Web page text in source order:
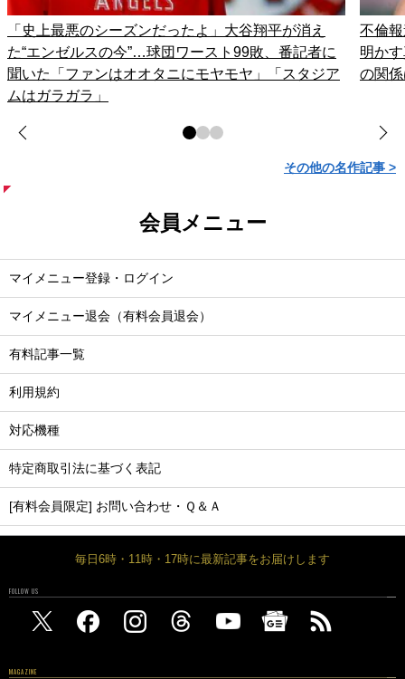
「史上最悪のシーズンだったよ」大谷翔平が消え
た“エンゼルスの今”…球団ワースト99敗、番記者に
聞いた「ファンはオオタニにモヤモヤ」「スタジア
ムはガラガラ」
不倫
明か
の関
その他の名作記事 >
会員メニュー
マイメニュー登録・ログイン
マイメニュー退会（有料会員退会）
有料記事一覧
利用規約
対応機種
特定商取引法に基づく表記
[有料会員限定] お問い合わせ・Ｑ＆Ａ
毎日6時・11時・17時に最新記事をお届けします
FOLLOW US
MAGAZINE